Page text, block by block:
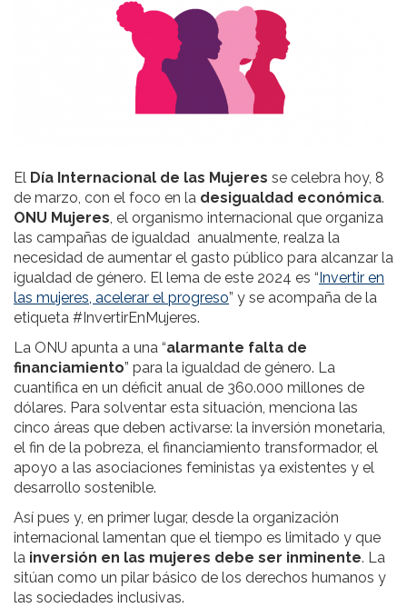
El Día Internacional de las Mujeres se celebra hoy, 8
de marzo, con el foco en la desigualdad económica.
ONU Mujeres, el organismo internacional que organiza
las campañas de igualdad anualmente, realza la
necesidad de aumentar el gasto público para alcanzar la
igualdad de género. El lema de este 2024 es “ Invertir en
las mujeres, acelerar el progreso” y se acompaña de la
etiqueta #InvertirEnMujeres.
La ONU apunta a una “alarmante falta de
financiamiento” para la igualdad de género. La
cuantifica en un déficit anual de 360.000 millones de
dólares. Para solventar esta situación, menciona las
cinco áreas que deben activarse: la inversión monetaria,
el fin de la pobreza, el financiamiento transformador, el
apoyo a las asociaciones feministas ya existentes y el
desarrollo sostenible.
Así pues y, en primer lugar, desde la organización
internacional lamentan que el tiempo es limitado y que
la inversión en las mujeres debe ser inminente. La
sitúan como un pilar básico de los derechos humanos y
las sociedades inclusivas.